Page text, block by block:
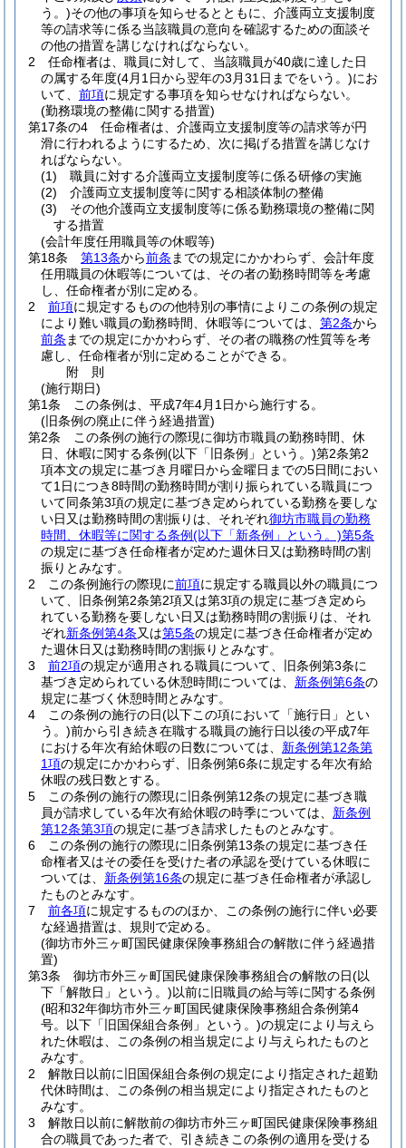
う。)その他の事項を知らせるとともに、介護両立支援制度
等の請求等に係る当該職員の意向を確認するための面談そ
の他の措置を講じなければならない。
2
任命権者は、職員に対して、当該職員が40歳に達した日
の属する年度(4月1日から翌年の3月31日までをいう。)にお
いて、 前項に規定する事項を知らせなければならない。
(勤務環境の整備に関する措置)
第17条の4
任命権者は、介護両立支援制度等の請求等が円
滑に行われるようにするため、次に掲げる措置を講じなけ
ればならない。
(1)
職員に対する介護両立支援制度等に係る研修の実施
(2)
介護両立支援制度等に関する相談体制の整備
(3)
その他介護両立支援制度等に係る勤務環境の整備に関
する措置
(会計年度任用職員等の休暇等)
第18条
第13条から前条 までの規定にかかわらず、会計年度
任用職員の休暇等については、その者の勤務時間等を考慮
し、任命権者が別に定める。
2
前項に規定するものの他特別の事情によりこの条例の規定
により難い職員の勤務時間、休暇等については、 第2条から
前条 までの規定にかかわらず、その者の職務の性質等を考
慮し、任命権者が別に定めることができる。
附 則
(施行期日)
第1条
この条例は、平成7年4月1日から施行する。
(旧条例の廃止に伴う経過措置)
第2条
この条例の施行の際現に御坊市職員の勤務時間、休
日、休暇に関する条例(以下「旧条例」という。)第2条第2
項本文の規定に基づき月曜日から金曜日までの5日間におい
て1日につき8時間の勤務時間が割り振られている職員につ
いて同条第3項の規定に基づき定められている勤務を要しな
い日又は勤務時間の割振りは、それぞれ御坊市職員の勤務
時間、休暇等に関する条例(以下「新条例」という。)第5条
の規定に基づき任命権者が定めた週休日又は勤務時間の割
振りとみなす。
2
この条例施行の際現に前項に規定する職員以外の職員につ
いて、旧条例第2条第2項又は第3項の規定に基づき定めら
れている勤務を要しない日又は勤務時間の割振りは、それ
ぞれ新条例第4条又は第5条の規定に基づき任命権者が定め
た週休日又は勤務時間の割振りとみなす。
3
前2項の規定が適用される職員について、旧条例第3条に
基づき定められている休憩時間については、 新条例第6条の
規定に基づく休憩時間とみなす。
4
この条例の施行の日(以下この項において「施行日」とい
う。)前から引き続き在職する職員の施行日以後の平成7年
における年次有給休暇の日数については、 新条例第12条第
1項の規定にかかわらず、旧条例第6条に規定する年次有給
休暇の残日数とする。
5
この条例の施行の際現に旧条例第12条の規定に基づき職
員が請求している年次有給休暇の時季については、 新条例
第12条第3項の規定に基づき請求したものとみなす。
6
この条例の施行の際現に旧条例第13条の規定に基づき任
命権者又はその委任を受けた者の承認を受けている休暇に
ついては、 新条例第16条の規定に基づき任命権者が承認し
たものとみなす。
7
前各項に規定するもののほか、この条例の施行に伴い必要
な経過措置は、規則で定める。
(御坊市外三ヶ町国民健康保険事務組合の解散に伴う経過措
置)
第3条
御坊市外三ヶ町国民健康保険事務組合の解散の日(以
下「解散日」という。)以前に旧職員の給与等に関する条例
(昭和32年御坊市外三ヶ町国民健康保険事務組合条例第4
号。以下「旧国保組合条例」という。)の規定により与えら
れた休暇は、この条例の相当規定により与えられたものと
みなす。
2
解散日以前に旧国保組合条例の規定により指定された超勤
代休時間は、この条例の相当規定により指定されたものと
みなす。
3
解散日以前に解散前の御坊市外三ヶ町国民健康保険事務組
合の職員であった者で、引き続きこの条例の適用を受ける